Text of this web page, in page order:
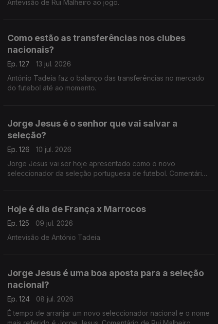
Antevisão de Rui Malheiro ao jogo.
Como estão as transferências nos clubes
nacionais?
Ep. 127
13 jul. 2026
António Tadeia faz o balanço das transferências no mercado
do futebol até ao momento.
Jorge Jesus é o senhor que vai salvar a
seleção?
Ep. 126
10 jul. 2026
Jorge Jesus vai ser hoje apresentado como o novo
seleccionador da seleção portuguesa de futebol. Comentário
Hoje é dia de França x Marrocos
Ep. 125
09 jul. 2026
Antevisão de António Tadeia.
Jorge Jesus é uma boa aposta para a seleção
nacional?
Ep. 124
08 jul. 2026
É tempo de arranjar um novo seleccionador nacional e o nome